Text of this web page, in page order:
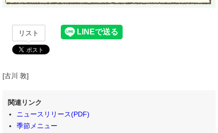
リスト
[古川 敦]
関連リンク
ニュースリリース(PDF)
季節メニュー